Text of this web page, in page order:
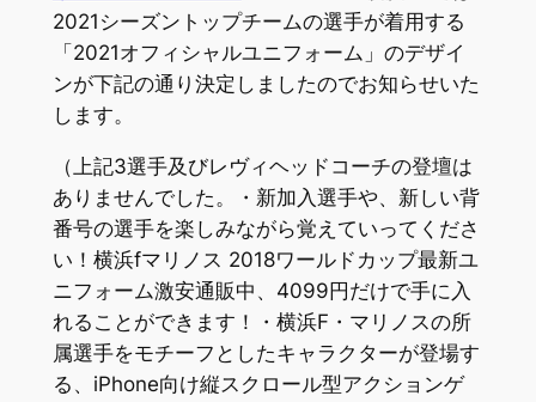
2021シーズントップチームの選手が着用する
「2021オフィシャルユニフォーム」のデザイ
ンが下記の通り決定しましたのでお知らせいた
します。
（上記3選手及びレヴィヘッドコーチの登壇は
ありませんでした。・新加入選手や、新しい背
番号の選手を楽しみながら覚えていってくださ
い！横浜fマリノス 2018ワールドカップ最新ユ
ニフォーム激安通販中、4099円だけで手に入
れることができます！・横浜F・マリノスの所
属選手をモチーフとしたキャラクターが登場す
る、iPhone向け縦スクロール型アクションゲ